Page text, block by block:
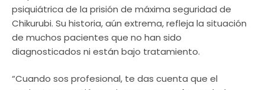
psiquiátrica de la prisión de máxima seguridad de
Chikurubi. Su historia, aún extrema, refleja la situación
de muchos pacientes que no han sido
diagnosticados ni están bajo tratamiento.
“Cuando sos profesional, te das cuenta que el